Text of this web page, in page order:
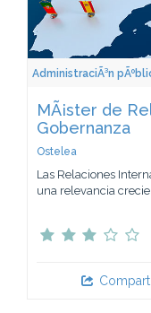
AdministraciÃ³n
MÃ¡ster de
Gobernanza
Ostelea
Las Relaciones
una relevancia